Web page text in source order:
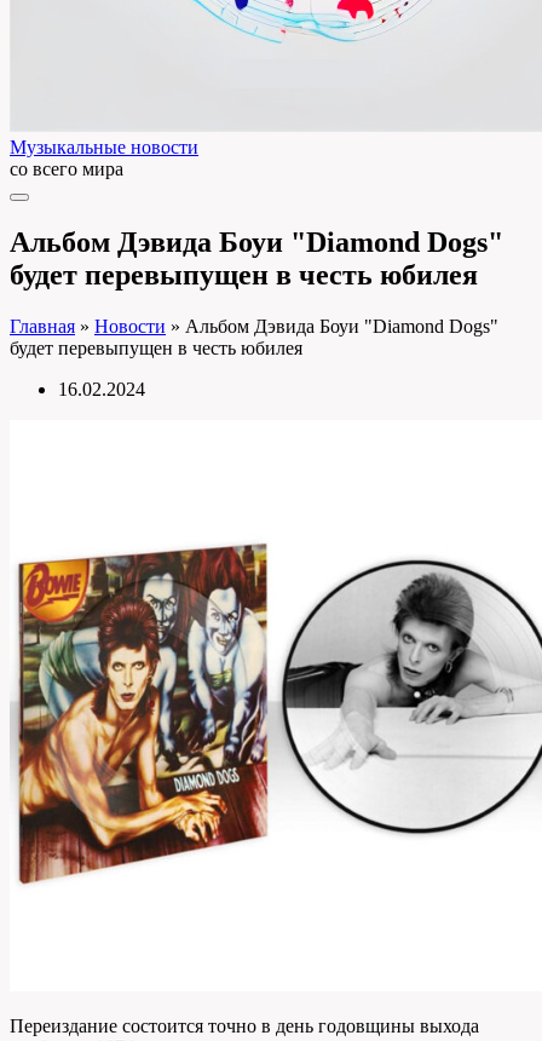
Музыкальные новости
со всего мира
Альбом Дэвида Боуи "Diamond Dogs"
будет перевыпущен в честь юбилея
Главная » Новости » Альбом Дэвида Боуи "Diamond Dogs"
будет перевыпущен в честь юбилея
16.02.2024
Переиздание состоится точно в день годовщины выхода